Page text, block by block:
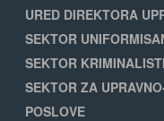
URED DIREKTORA
SEKTOR
SEKTOR
SEKTOR ZA
POSLOVE